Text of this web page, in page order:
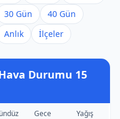
30 Gün
40 Gün
Anlık İlçeler
Durumu 15
Gece Yağış